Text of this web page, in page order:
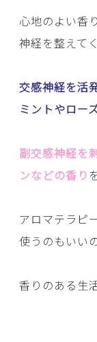
心地のよい香
神経を整えて
交感神経を活
ミントやロー
副交感神経を
ンなどの香り
アロマテラピ
使うのもいい
香りのある生